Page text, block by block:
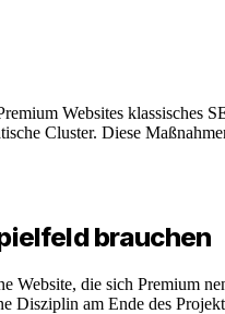
Websites
Cluster. Diese
brauchen
Website, die sich Premium
Disziplin am Ende des